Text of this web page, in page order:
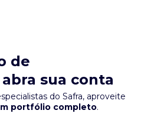
de
sua conta
do Safra, aproveite
portfólio completo.